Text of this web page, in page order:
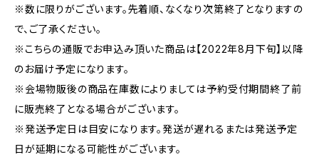
※数に限りがございます。先着順、なくなり次第終了となりますの
で、ご了承ください。
※こちらの通販でお申込み頂いた商品は【2022年8月下旬】以降
のお届け予定になります。
※会場物販後の商品在庫数によりましては予約受付期間終了前
に販売終了となる場合がございます。
※発送予定日は目安になります。発送が遅れるまたは発送予定
日が延期になる可能性がございます。